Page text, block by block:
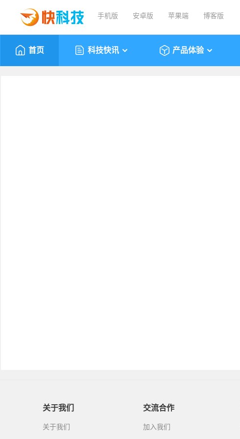
手机版 安卓版 苹果端 博客版
首页 科技快讯 产品体验
关于我们
关于我们
交流合作
加入我们